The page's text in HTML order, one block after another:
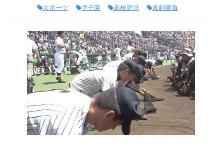
スポーツ 甲子園 高校野球 真剣勝負